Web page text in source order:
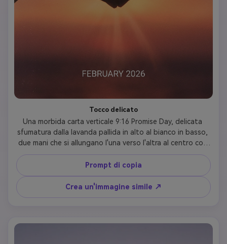
Tocco delicato
Una morbida carta verticale 9:16 Promise Day, delicata
sfumatura dalla lavanda pallida in alto al bianco in basso,
due mani che si allungano l'una verso l'altra al centro con
un caldo bagliore tra le punte delle dita, "Happy Promise
Day" in delicato carattere sottile, "2026" sotto, intimo e
tenero, dimensione verticale della storia
Prompt di copia
Crea un'immagine simile ↗